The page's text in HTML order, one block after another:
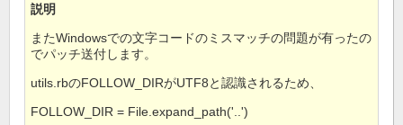
説明
またWindowsでの文字コードのミスマッチの問題が有ったの
でパッチ送付します。
utils.rbのFOLLOW_DIRがUTF8と認識されるため、
FOLLOW_DIR = File.expand_path('..')